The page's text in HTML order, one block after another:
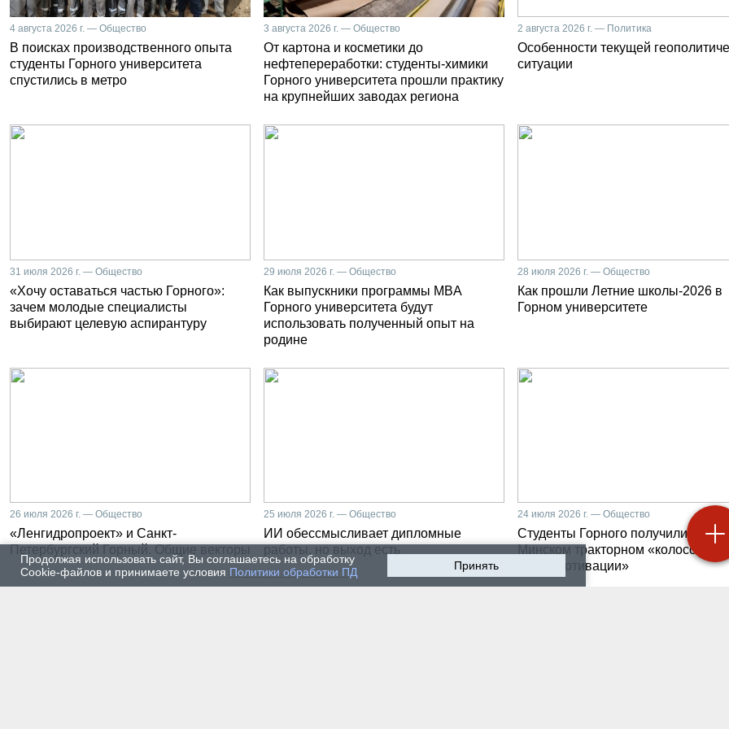
Продолжая использовать сайт, Вы соглашаетесь на обработку
Cookie-файлов и принимаете условия Политики обработки ПД Принять
4 августа 2026 г. — Общество
В поисках производственного опыта
студенты Горного университета
спустились в метро
3 августа 2026 г. — Общество
От картона и косметики до
нефтепереработки: студенты-химики
Горного университета прошли практику
на крупнейших заводах региона
2 августа 2026 г. — Политика
Особенности текущей
ситуации
31 июля 2026 г. — Общество
«Хочу оставаться частью Горного»:
зачем молодые специалисты
выбирают целевую аспирантуру
29 июля 2026 г. — Общество
Как выпускники программы MBA
Горного университета будут
использовать полученный опыт на
родине
28 июля 2026 г. — Общество
Как прошли Летние школы-2026 в
Горном университете
26 июля 2026 г. — Общество
«Ленгидропроект» и Санкт-
Петербургский Горный. Общие векторы
25 июля 2026 г. — Общество
ИИ обессмысливает дипломные
работы, но выход есть
24 июля 2026 г. — Общество
Студенты Горного получили на
Минском тракторном
заряд мотивации»